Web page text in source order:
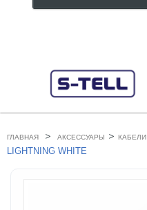
ГЛАВНАЯ > АКСЕССУАРЫ > КАБЕЛИ
LIGHTNING WHITE